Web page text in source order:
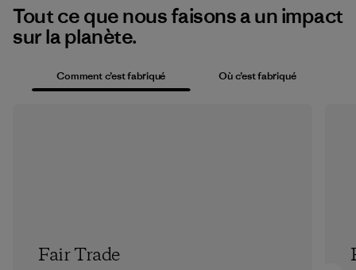
Tout ce que nous faisons a un impact
sur la planète.
Comment c’est fabriqué Où c’est fabriqué
Fair Trade